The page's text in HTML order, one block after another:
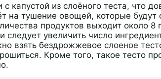
капустой из слоёного теста, что
на тушение овощей, которые будут
продуктов выходит около 8
следует увеличить число
взять бездрожжевое слоеное
Кроме того, такое тесто